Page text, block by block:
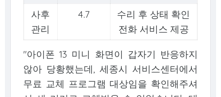
사후
관리
4.7
수리 후 상태 확인
전화 서비스 제공
"아이폰 13 미니 화면이 갑자기 반응하지
않아 당황했는데, 세종시 서비스센터에서
무료 교체 프로그램 대상임을 확인해주셔